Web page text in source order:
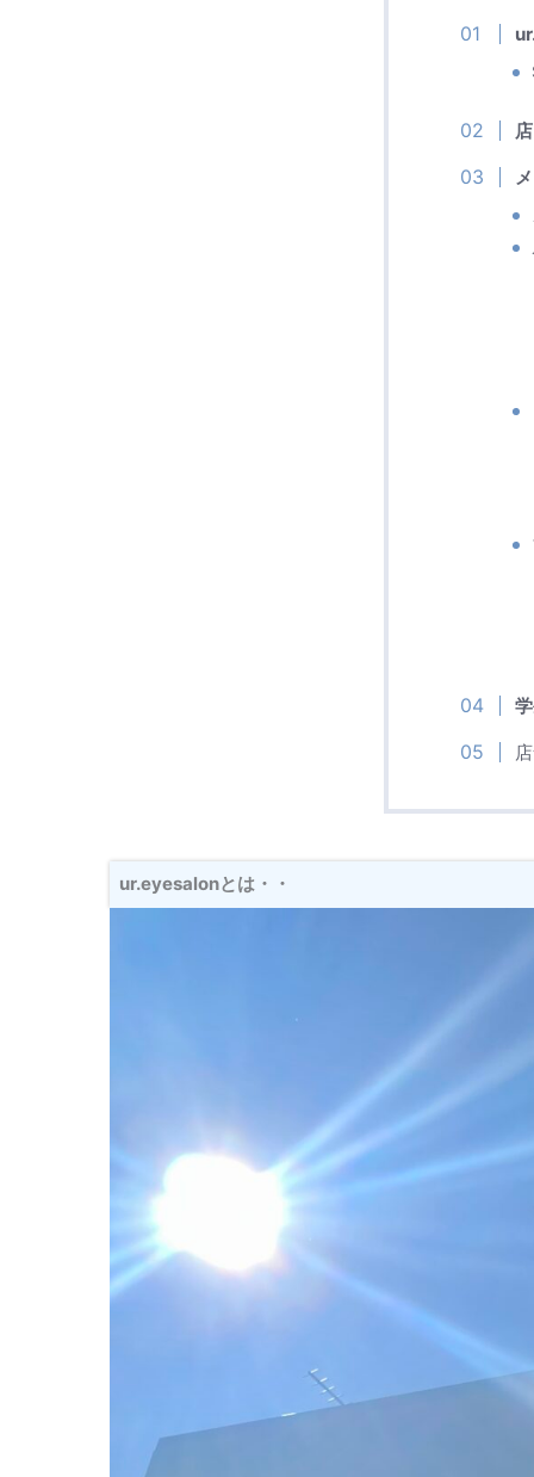
ur.eyesalonとは・・